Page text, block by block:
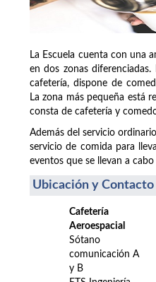
La Escuela cuenta con una
en dos zonas
cafetería, dispone de
La zona más pequeña está
consta de cafetería y
Además del servicio
servicio de comida para
eventos que se llevan a
Ubicación y Contacto
Cafetería
Aeroespacial
Sótano
comunicación A
y B